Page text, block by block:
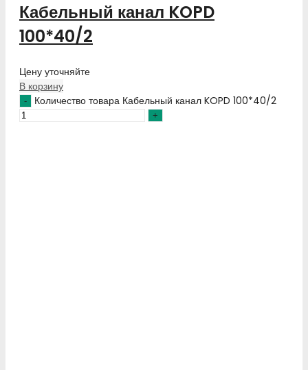
Кабельный канал KOPD
100*40/2
Цену уточняйте
В корзину
Количество товара Кабельный канал KOPD 100*40/2